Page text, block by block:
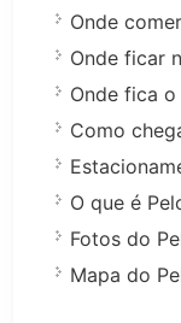
Onde
Onde ficar
Onde fica
Como
O que é
Fotos do
Mapa do